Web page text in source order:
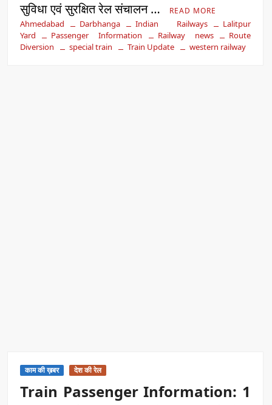
सुविधा एवं सुरक्षित रेल संचालन …
READ MORE
Ahmedabad Darbhanga Indian Railways
Lalitpur
Yard
Passenger Information Railway news
Route
Diversion
special train Train Update western railway
काम की ख़बर देश की रेल
Train Passenger Information: 1